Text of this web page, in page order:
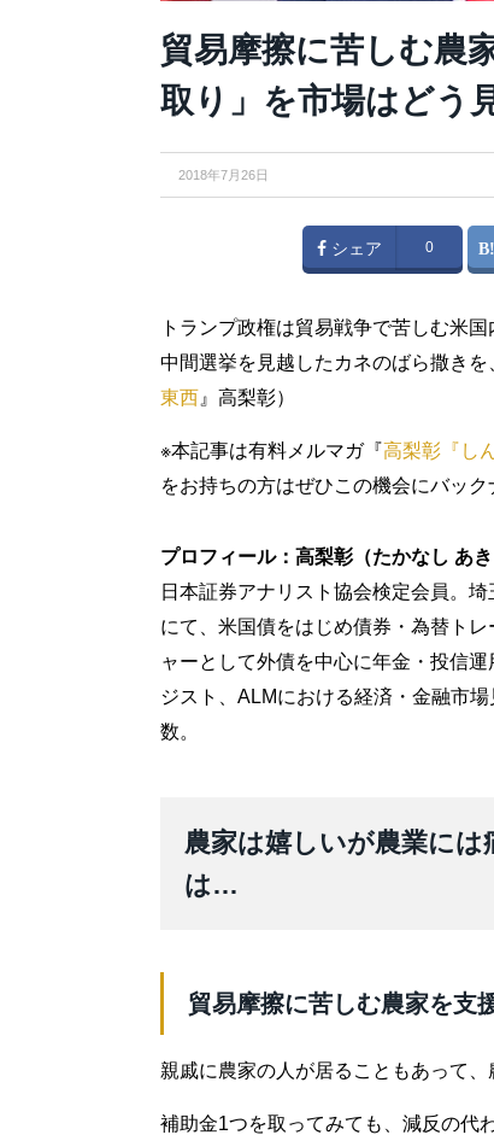
貿易摩擦に苦しむ農
取り」を市場はどう
2018年7月26日
シェア 0
トランプ政権は貿易戦争で苦しむ米
中間選挙を見越したカネのばら撒き
東西 』高梨彰）
※本記事は有料メルマガ『高梨彰『し
をお持ちの方はぜひこの機会にバック
プロフィール：高梨彰（たかなし あき
日本証券アナリスト協会検定会員。
にて、米国債をはじめ債券・為替ト
ャーとして外債を中心に年金・投信
ジスト、ALMにおける経済・金融市
数。
農家は嬉しいが農業に
は…
貿易摩擦に苦しむ農家を支
親戚に農家の人が居ることもあって
補助金1つを取ってみても、減反の代